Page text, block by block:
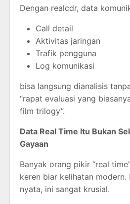
Dengan realcdr, data
Call detail
Aktivitas jaringan
Trafik pengguna
Log komunikasi
bisa langsung dianalisis
“rapat evaluasi yang
film trilogy”.
Data Real Time Itu Bukan
Gayaan
Banyak orang pikir “real
keren biar kelihatan modern.
nyata, ini sangat krusial.